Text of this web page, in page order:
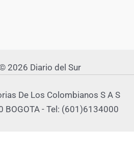
2026 Diario del Sur
De Los Colombianos S A S
BOGOTA - Tel: (601)6134000